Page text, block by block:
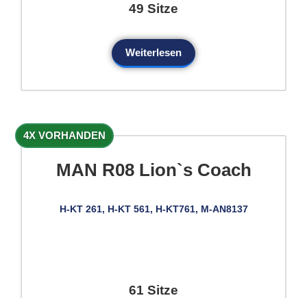
49 Sitze
Weiterlesen
4X VORHANDEN
MAN R08 Lion`s Coach
H-KT 261, H-KT 561, H-KT761, M-AN8137
61 Sitze